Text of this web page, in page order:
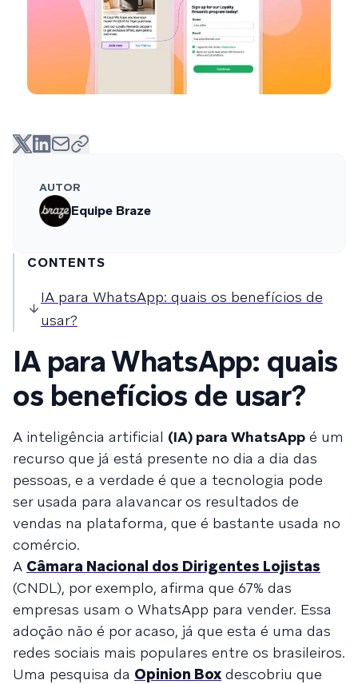
AUTOR
Equipe Braze
CONTENTS
IA para WhatsApp: quais os benefícios de
usar?
IA para WhatsApp: quais
os benefícios de usar?
A inteligência artificial (IA) para WhatsApp é um
recurso que já está presente no dia a dia das
pessoas, e a verdade é que a tecnologia pode
ser usada para alavancar os resultados de
vendas na plataforma, que é bastante usada no
comércio.
A Câmara Nacional dos Dirigentes Lojistas
(CNDL), por exemplo, afirma que 67% das
empresas usam o WhatsApp para vender. Essa
adoção não é por acaso, já que esta é uma das
redes sociais mais populares entre os brasileiros.
Uma pesquisa da Opinion Box descobriu que